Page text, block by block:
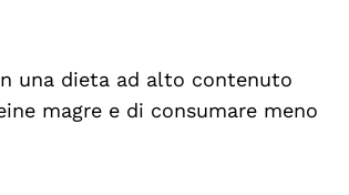
una dieta ad alto contenuto
magre e di consumare meno